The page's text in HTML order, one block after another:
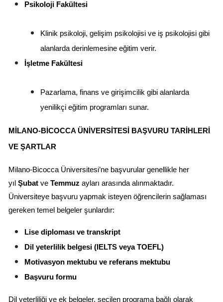
Psikoloji Fakültesi
Klinik psikoloji, gelişim psikolojisi ve iş psikolojisi gibi
alanlarda derinlemesine eğitim verir.
İşletme Fakültesi
Pazarlama, finans ve girişimcilik gibi alanlarda
yenilikçi eğitim programları sunar.
MILANO-BICOCCA ÜNIVERSITESI BAŞVURU TARIHLERI
VE ŞARTLAR
Milano-Bicocca Üniversitesi’ne başvurular genellikle her
yıl Şubat ve Temmuz ayları arasında alınmaktadır.
Üniversiteye başvuru yapmak isteyen öğrencilerin sağlaması
gereken temel belgeler şunlardır:
Lise diploması ve transkript
Dil yeterlilik belgesi (IELTS veya TOEFL)
Motivasyon mektubu ve referans mektubu
Başvuru formu
Dil yeterliliği ve ek belgeler, seçilen programa bağlı olarak